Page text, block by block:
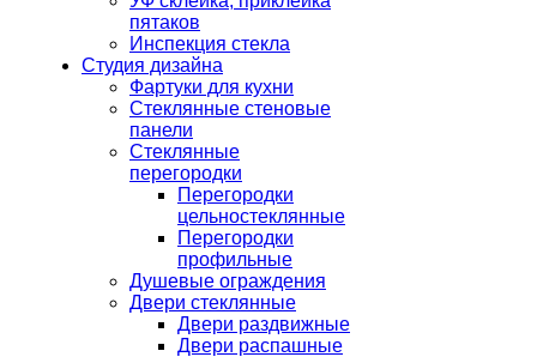
пятаков
Инспекция стекла
Студия дизайна
Фартуки для кухни
Стеклянные стеновые
панели
Стеклянные
перегородки
Перегородки
цельностеклянные
Перегородки
профильные
Душевые ограждения
Двери стеклянные
Двери раздвижные
Двери распашные